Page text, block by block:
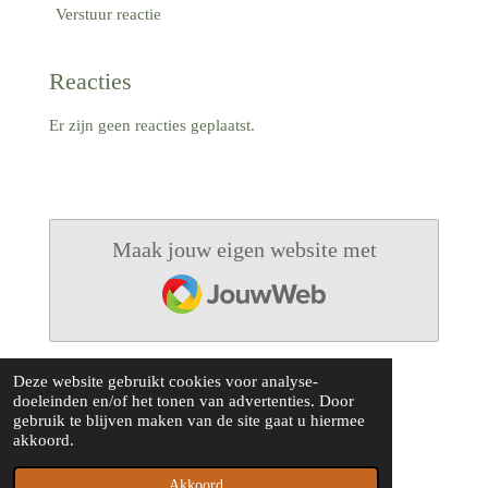
Deze website gebruikt cookies voor analyse-
doeleinden en/of het tonen van advertenties. Door
gebruik te blijven maken van de site gaat u hiermee
akkoord.
Verstuur reactie
Reacties
Er zijn geen reacties geplaatst.
Maak jouw eigen website met
JouwWeb
© 2020 - 2026 Rolmodel